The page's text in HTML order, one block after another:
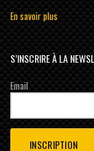
En savoir plus
S’INSCRIRE À LA
Email